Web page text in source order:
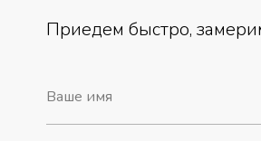
Приедем быстро,